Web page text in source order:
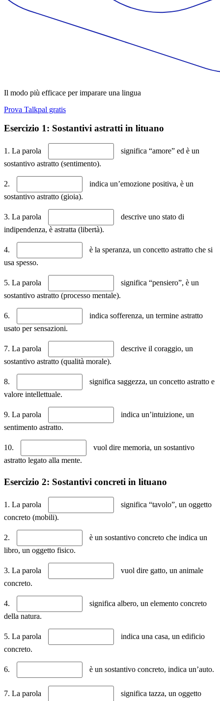
Il modo più efficace per imparare una lingua
Prova Talkpal gratis
Esercizio 1: Sostantivi astratti in lituano
1. La parola
significa “amore” ed è un
sostantivo astratto (sentimento).
2.
indica un’emozione positiva, è un
sostantivo astratto (gioia).
3. La parola
descrive uno stato di
indipendenza, è astratta (libertà).
4.
è la speranza, un concetto astratto che si
usa spesso.
5. La parola
significa “pensiero”, è un
sostantivo astratto (processo mentale).
6.
indica sofferenza, un termine astratto
usato per sensazioni.
7. La parola
descrive il coraggio, un
sostantivo astratto (qualità morale).
8.
significa saggezza, un concetto astratto e
valore intellettuale.
9. La parola
indica un’intuizione, un
sentimento astratto.
10.
vuol dire memoria, un sostantivo
astratto legato alla mente.
Esercizio 2: Sostantivi concreti in lituano
1. La parola
significa “tavolo”, un oggetto
concreto (mobili).
2.
è un sostantivo concreto che indica un
libro, un oggetto fisico.
3. La parola
vuol dire gatto, un animale
concreto.
4.
significa albero, un elemento concreto
della natura.
5. La parola
indica una casa, un edificio
concreto.
6. è un sostantivo concreto, indica un’auto.
7. La parola
significa tazza, un oggetto